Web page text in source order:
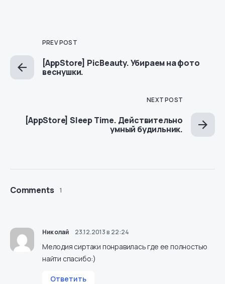
PREV POST
[AppStore] PicBeauty. Убираем на фото
веснушки.
NEXT POST
[AppStore] Sleep Time. Действительно
умный будильник.
Comments 1
Николай 23.12.2013 в 22:24
Мелодия сиртаки понравилась где ее полностью
найти спасибо:)
Ответить